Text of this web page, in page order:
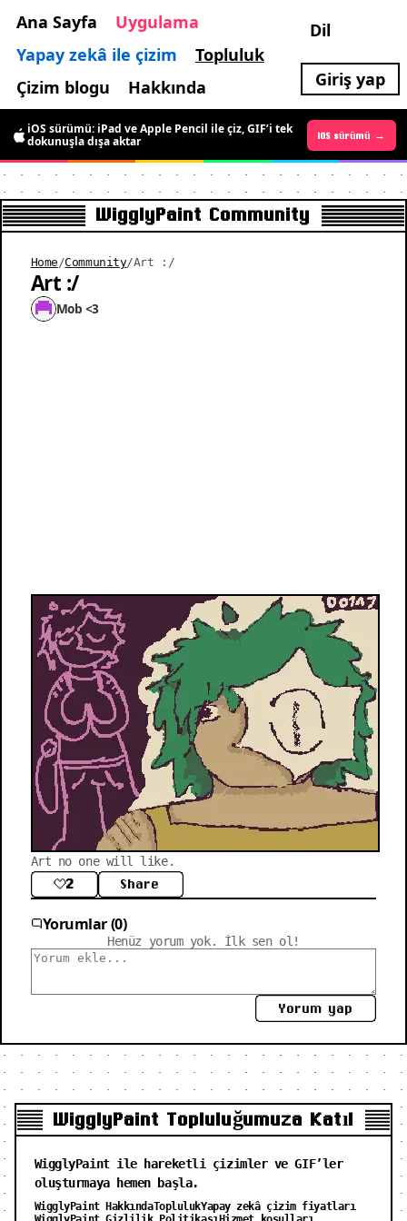
Ana Sayfa
Uygulama
Yapay zekâ ile çizim
Topluluk
Çizim blogu
Hakkında
Dil
Giriş yap
Android sürümü →
iOS sürümü: iPad ve Apple Pencil ile çiz, GIF’i tek
dokunuşla dışa aktar
iOS sürümü →
WigglyPaint Community
Home /Community/Art :/
Art :/
Mob <3
Art no one will like.
2 Share
Yorumlar (0)
Henüz yorum yok. İlk sen ol!
Yorum yap
WigglyPaint Topluluğumuza Katıl
WigglyPaint ile hareketli çizimler ve GIF’ler
oluşturmaya hemen başla.
WigglyPaint HakkındaToplulukYapay zekâ çizim fiyatları